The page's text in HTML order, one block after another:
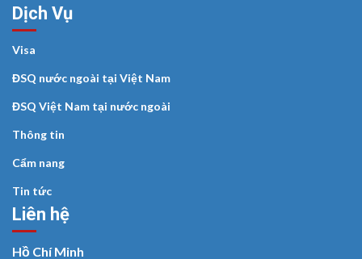
Dịch Vụ
Visa
ĐSQ nước ngoài tại Việt Nam
ĐSQ Việt Nam tại nước ngoài
Thông tin
Cẩm nang
Tin tức
Liên hệ
Hồ Chí Minh